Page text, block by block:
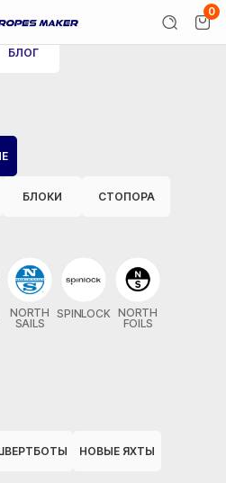
0
БЛОКИ СТОПОРА
NORTH
SAILS
SPINLOCK NORTH
FOILS
НОВЫЕ ЯХТЫ
БЛОГ